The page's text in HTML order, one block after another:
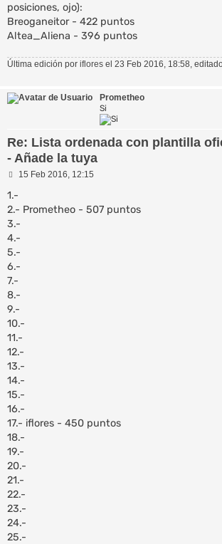
posiciones, ojo):
Breoganeitor - 422 puntos
Altea_Aliena - 396 puntos
Última edición por iflores el 23 Feb 2016, 18:58,
Prometheo
Si
Re: Lista ordenada con plantilla
- Añade la tuya
M
n
a
j
15 Feb 2016, 12:15
1.-
2.- Prometheo - 507 puntos
3.-
4.-
5.-
6.-
7.-
8.-
9.-
10.-
11.-
12.-
13.-
14.-
15.-
16.-
17.- iflores - 450 puntos
18.-
19.-
20.-
21.-
22.-
23.-
24.-
25.-